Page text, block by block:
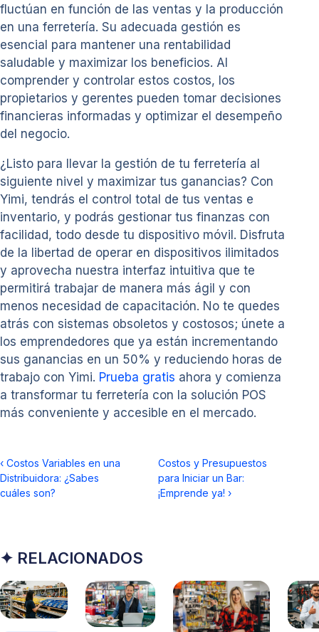
fluctúan en función de las ventas y la producción
en una ferretería. Su adecuada gestión es
esencial para mantener una rentabilidad
saludable y maximizar los beneficios. Al
comprender y controlar estos costos, los
propietarios y gerentes pueden tomar decisiones
financieras informadas y optimizar el desempeño
del negocio.
¿Listo para llevar la gestión de tu ferretería al
siguiente nivel y maximizar tus ganancias? Con
Yimi, tendrás el control total de tus ventas e
inventario, y podrás gestionar tus finanzas con
facilidad, todo desde tu dispositivo móvil. Disfruta
de la libertad de operar en dispositivos ilimitados
y aprovecha nuestra interfaz intuitiva que te
permitirá trabajar de manera más ágil y con
menos necesidad de capacitación. No te quedes
atrás con sistemas obsoletos y costosos; únete a
los emprendedores que ya están incrementando
sus ganancias en un 50% y reduciendo horas de
trabajo con Yimi. Prueba gratis ahora y comienza
a transformar tu ferretería con la solución POS
más conveniente y accesible en el mercado.
‹ Costos Variables en una
Distribuidora: ¿Sabes
cuáles son?
Costos y Presupuestos
para Iniciar un Bar:
¡Emprende ya! ›
✦ RELACIONADOS